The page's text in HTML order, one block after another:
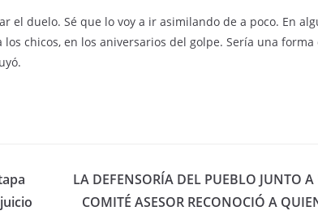
el duelo. Sé que lo voy a ir asimilando de a poco. En
chicos, en los aniversarios del golpe. Sería una forma
LA DEFENSORÍA DEL PUEBLO JUNTO A
COMITÉ ASESOR RECONOCIÓ A